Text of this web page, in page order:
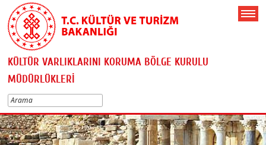
KÜLTÜR VARLIKLARINI KORUMA BÖLGE KURULU
MÜDÜRLÜKLERİ